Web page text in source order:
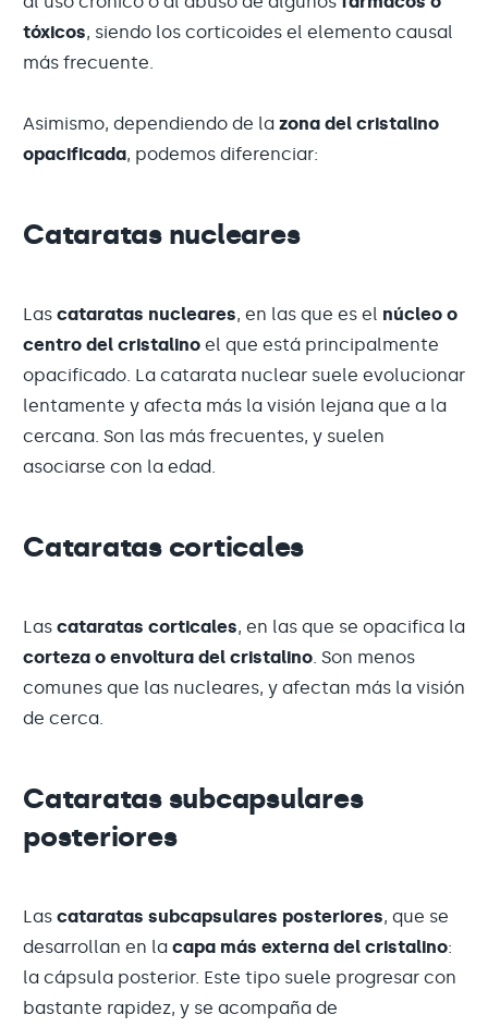
tóxicos, siendo los corticoides el elemento causal
más frecuente.
Asimismo, dependiendo de la zona del cristalino
opacificada, podemos diferenciar:
Cataratas nucleares
Las cataratas nucleares, en las que es el núcleo o
centro del cristalino el que está principalmente
opacificado. La catarata nuclear suele evolucionar
lentamente y afecta más la visión lejana que a la
cercana. Son las más frecuentes, y suelen
asociarse con la edad.
Cataratas corticales
Las cataratas corticales, en las que se opacifica la
corteza o envoltura del cristalino. Son menos
comunes que las nucleares, y afectan más la visión
de cerca.
Cataratas subcapsulares
posteriores
Las cataratas subcapsulares posteriores, que se
desarrollan en la capa más externa del cristalino:
la cápsula posterior. Este tipo suele progresar con
bastante rapidez, y se acompaña de